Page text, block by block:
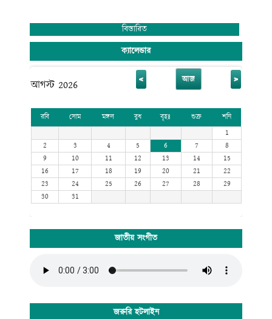
বিস্তারিত
ক্যালেন্ডার
আগস্ট 2026 < আজ >
রবি সোম মঙ্গল বুধ বৃহঃ শুক্র
শনি
1
2
3 4 5 6 7
8
9
10 11 12 13 14
15
16
17 18 19 20 21
22
23
24 25 26 27 28
29
30
31
জাতীয় সংগীত
জরুরি হটলাইন